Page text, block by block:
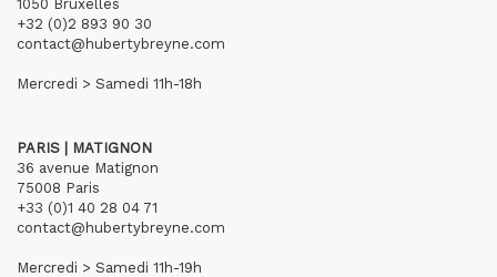
1050 Bruxelles
+32 (0)2 893 90 30
contact@hubertybreyne.com
Mercredi > Samedi 11h-18h
PARIS | MATIGNON
36 avenue Matignon
75008 Paris
+33 (0)1 40 28 04 71
contact@hubertybreyne.com
Mercredi > Samedi 11h-19h